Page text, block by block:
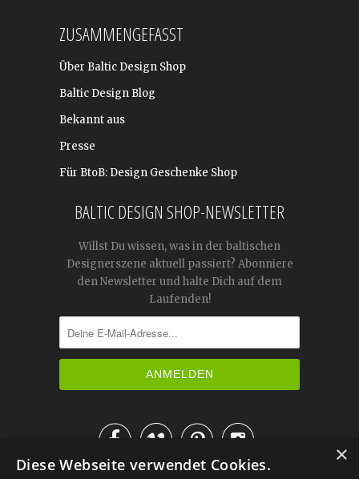
ZUSAMMENGEFASST
Über Baltic Design Shop
Baltic Design Blog
Bekannt aus
Presse
Für BtoB: Design Geschenke Shop
BALTIC DESIGN SHOP-NEWSLETTER
Willst Du wissen, was in der baltischen
Designerszene aktuell passiert? Abonniere
den Newsletter und halte Dich auf dem
Laufenden!

IM KATALOG BLÄTTERN
×
Diese Webseite verwendet Cookies.